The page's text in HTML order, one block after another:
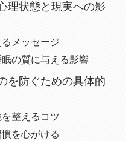
理状態と現実への影
メッセージ
の質に与える影響
を防ぐための具体的
整えるコツ
を心がける